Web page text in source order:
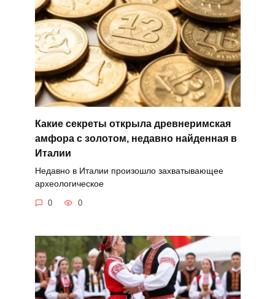
Какие секреты открыла древнеримская
амфора с золотом, недавно найденная в
Италии
Недавно в Италии произошло захватывающее
археологическое
0 0